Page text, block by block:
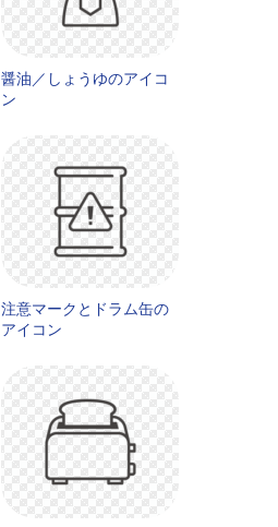
醤油／しょうゆのアイコ
ン
注意マークとドラム缶の
アイコン